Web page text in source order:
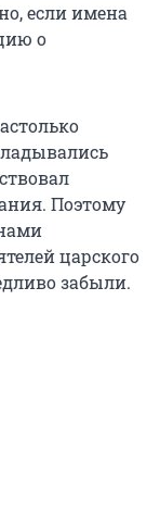
если имена
о
Поэтому
царского
забыли.